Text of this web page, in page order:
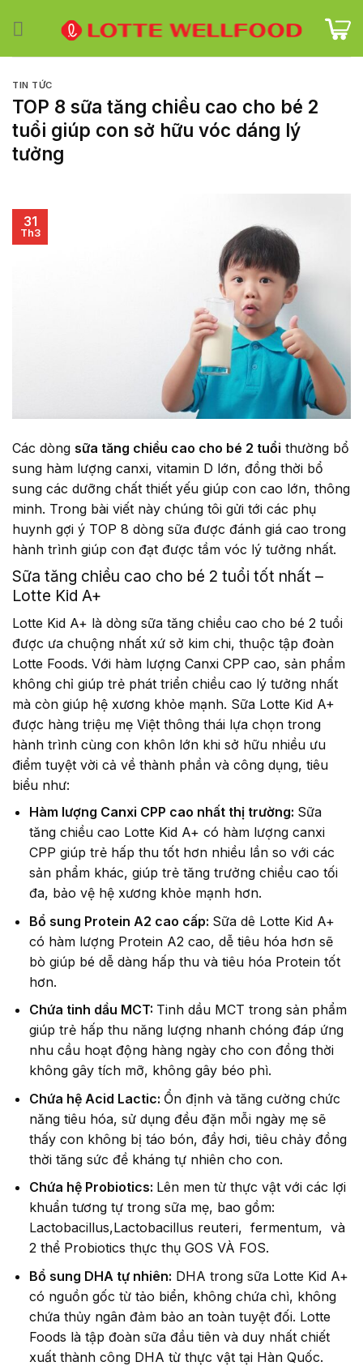
TIN TỨC
TOP 8 sữa tăng chiều cao cho bé 2
tuổi giúp con sở hữu vóc dáng lý
tưởng
31
Th3
Các dòng sữa tăng chiều cao cho bé 2 tuổi thường bổ
sung hàm lượng canxi, vitamin D lớn, đồng thời bổ
sung các dưỡng chất thiết yếu giúp con cao lớn, thông
minh. Trong bài viết này chúng tôi gửi tới các phụ
huynh gợi ý TOP 8 dòng sữa được đánh giá cao trong
hành trình giúp con đạt được tầm vóc lý tưởng nhất.
Sữa tăng chiều cao cho bé 2 tuổi tốt nhất –
Lotte Kid A+
Lotte Kid A+ là dòng sữa tăng chiều cao cho bé 2 tuổi
được ưa chuộng nhất xứ sở kim chi, thuộc tập đoàn
Lotte Foods. Với hàm lượng Canxi CPP cao, sản phẩm
không chỉ giúp trẻ phát triển chiều cao lý tưởng nhất
mà còn giúp hệ xương khỏe mạnh. Sữa Lotte Kid A+
được hàng triệu mẹ Việt thông thái lựa chọn trong
hành trình cùng con khôn lớn khi sở hữu nhiều ưu
điểm tuyệt vời cả về thành phần và công dụng, tiêu
biểu như:
Hàm lượng Canxi CPP cao nhất thị trường: Sữa
tăng chiều cao Lotte Kid A+ có hàm lượng canxi
CPP giúp trẻ hấp thu tốt hơn nhiều lần so với các
sản phẩm khác, giúp trẻ tăng trưởng chiều cao tối
đa, bảo vệ hệ xương khỏe mạnh hơn.
Bổ sung Protein A2 cao cấp: Sữa dê Lotte Kid A+
có hàm lượng Protein A2 cao, dễ tiêu hóa hơn sẽ
bò giúp bé dễ dàng hấp thu và tiêu hóa Protein tốt
hơn.
Chứa tinh dầu MCT: Tinh dầu MCT trong sản phẩm
giúp trẻ hấp thu năng lượng nhanh chóng đáp ứng
nhu cầu hoạt động hàng ngày cho con đồng thời
không gây tích mỡ, không gây béo phì.
Chứa hệ Acid Lactic: Ổn định và tăng cường chức
năng tiêu hóa, sử dụng đều đặn mỗi ngày mẹ sẽ
thấy con không bị táo bón, đầy hơi, tiêu chảy đồng
thời tăng sức đề kháng tự nhiên cho con.
Chứa hệ Probiotics: Lên men từ thực vật với các lợi
khuẩn tương tự trong sữa mẹ, bao gồm:
Lactobacillus,Lactobacillus reuteri, fermentum, và
2 thể Probiotics thực thụ GOS VÀ FOS.
Bổ sung DHA tự nhiên: DHA trong sữa Lotte Kid A+
có nguồn gốc từ tảo biển, không chứa chì, không
chứa thủy ngân đảm bảo an toàn tuyệt đối. Lotte
Foods là tập đoàn sữa đầu tiên và duy nhất chiết
xuất thành công DHA từ thực vật tại Hàn Quốc.